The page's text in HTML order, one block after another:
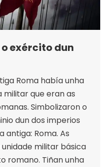
exército dun
Roma había unha
que eran as
Simbolizaron o
dun dos imperios
antiga: Roma. As
militar básica
romano. Tiñan unha